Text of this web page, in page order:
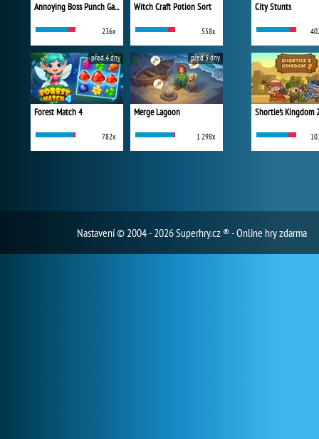
Annoying Boss Punch Game
236x
Witch Craft Potion Sort
558x
Forest Match 4
782x
před 4 dny
Merge Lagoon
1 298x
před 5 dny
City Stunts
Shortie's Kingdom
Nastavení© 2004 - 2026 Superhry.cz ® - Online hry zdarma